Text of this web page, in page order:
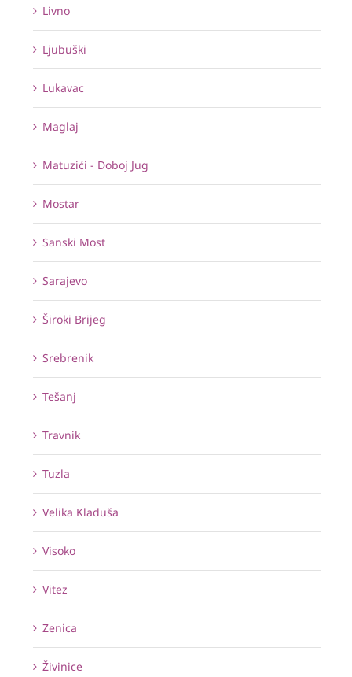
Livno
Ljubuški
Lukavac
Maglaj
Matuzići - Doboj Jug
Mostar
Sanski Most
Sarajevo
Široki Brijeg
Srebrenik
Tešanj
Travnik
Tuzla
Velika Kladuša
Visoko
Vitez
Zenica
Živinice